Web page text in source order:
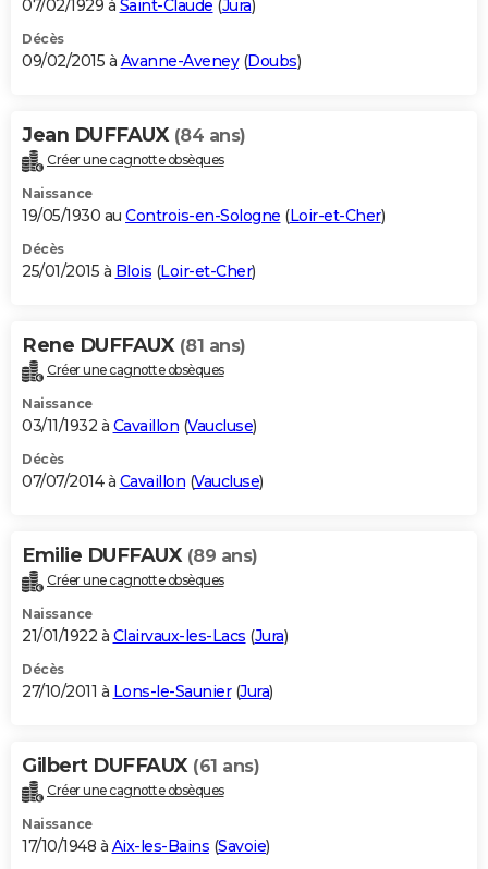
07/02/1929 à Saint-Claude (Jura)
Décès
09/02/2015 à Avanne-Aveney(Doubs)
Jean DUFFAUX (84 ans)
Créer une cagnotte obsèques
Naissance
19/05/1930 au Controis-en-Sologne (Loir-et-Cher)
Décès
25/01/2015 à Blois (Loir-et-Cher)
Rene DUFFAUX (81 ans)
Créer une cagnotte obsèques
Naissance
03/11/1932 à Cavaillon (Vaucluse)
Décès
07/07/2014 à Cavaillon (Vaucluse)
Emilie DUFFAUX (89 ans)
Créer une cagnotte obsèques
Naissance
21/01/1922 à Clairvaux-les-Lacs (Jura)
Décès
27/10/2011 à Lons-le-Saunier(Jura)
Gilbert DUFFAUX (61 ans)
Créer une cagnotte obsèques
Naissance
17/10/1948 à Aix-les-Bains (Savoie)